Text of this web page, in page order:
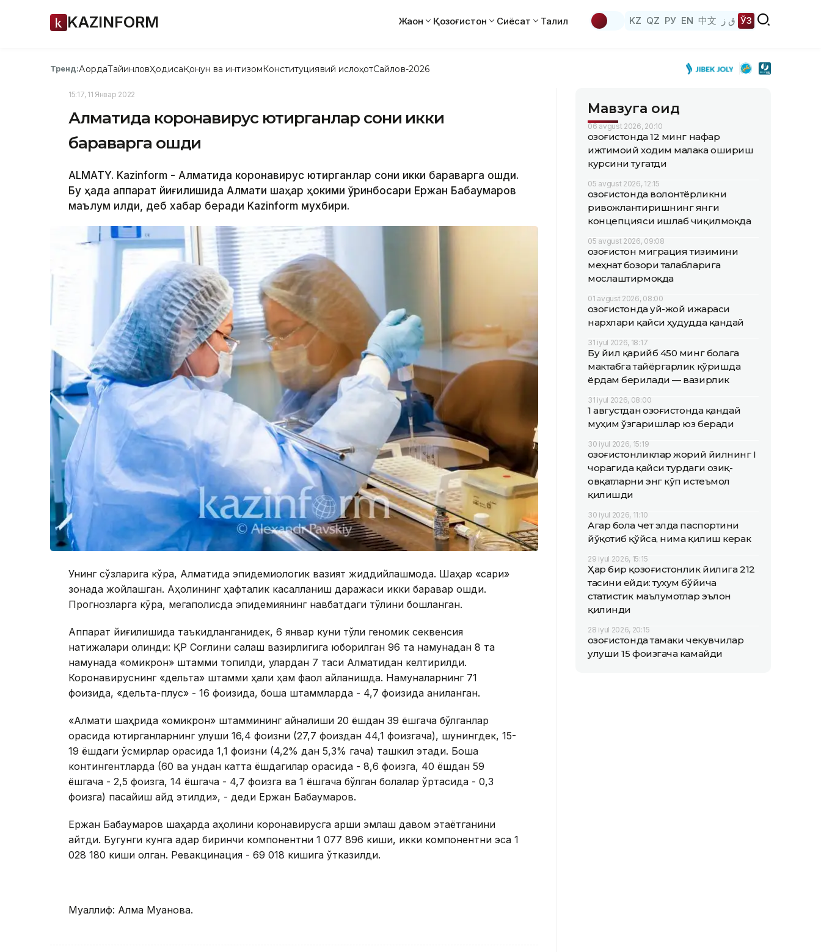
KAZINFORM Жаҳон Қозоғистон Сиёсат Таҳлил KZ QZ РУ EN 中文 ق ز ЎЗ
Тренд:АқордаТайинловҲодисаҚонун ва интизомКонституциявий ислоҳотСайлов-2026
15:17, 11 Январ 2022
Алматида коронавирус юқтирганлар сони икки
бараварга ошди
ALMATY. Kazinform - Алматида коронавирус юқтирганлар сони икки бараварга ошди.
Бу ҳақда аппарат йиғилишида Алмати шаҳар ҳокими ўринбосари Ержан Бабақумаров
маълум қилди, деб хабар беради Kazinform мухбири.
Унинг сўзларига кўра, Алматида эпидемиологик вазият жиддийлашмоқда. Шаҳар «сариқ»
зонада жойлашган. Аҳолининг ҳафталик касалланиш даражаси икки баравар ошди.
Прогнозларга кўра, мегаполисда эпидемиянинг навбатдаги тўлқини бошланган.
Аппарат йиғилишида таъкидланганидек, 6 январ куни тўлиқ геномик секвенсия
натижалари олинди: ҚР Соғлиқни сақлаш вазирлигига юборилган 96 та намунадан 8 та
намунада «омикрон» штамми топилди, улардан 7 таси Алматидан келтирилди.
Коронавируснинг «дельта» штамми ҳали ҳам фаол айланишда. Намуналарнинг 71
фоизида, «дельта-плус» - 16 фоизида, бошқа штаммларда - 4,7 фоизида аниқланган.
«Алмати шаҳрида «омикрон» штаммининг айналиши 20 ёшдан 39 ёшгача бўлганлар
орасида юқтирганларнинг улуши 16,4 фоизни (27,7 фоиздан 44,1 фоизгача), шунингдек, 15-
19 ёшдаги ўсмирлар орасида 1,1 фоизни (4,2% дан 5,3% гача) ташкил этади. Бошқа
контингентларда (60 ва ундан катта ёшдагилар орасида - 8,6 фоизга, 40 ёшдан 59
ёшгача - 2,5 фоизга, 14 ёшгача - 4,7 фоизга ва 1 ёшгача бўлган болалар ўртасида - 0,3
фоизга) пасайиш қайд этилди», - деди Ержан Бабақумаров.
Ержан Бабақумаров шаҳарда аҳолини коронавирусга қарши эмлаш давом этаётганини
айтди. Бугунги кунга қадар биринчи компонентни 1 077 896 киши, икки компонентни эса 1
028 180 киши олган. Ревакцинация - 69 018 кишига ўтказилди.
Муаллиф: Алма Муқанова.
Мавзуга оид
06 avgust 2026, 20:10
Қозоғистонда 12 минг нафар
ижтимоий ходим малака ошириш
курсини тугатди
05 avgust 2026, 12:15
Қозоғистонда волонтёрликни
ривожлантиришнинг янги
концепцияси ишлаб чиқилмоқда
05 avgust 2026, 09:08
Қозоғистон миграция тизимини
меҳнат бозори талабларига
мослаштирмоқда
01 avgust 2026, 08:00
Қозоғистонда уй-жой ижараси
нархлари қайси ҳудудда қандай
31 iyul 2026, 18:17
Бу йил қарийб 450 минг болага
мактабга тайёргарлик кўришда
ёрдам берилади — вазирлик
31 iyul 2026, 08:00
1 августдан Қозоғистонда қандай
муҳим ўзгаришлар юз беради
30 iyul 2026, 15:19
Қозоғистонликлар жорий йилнинг I
чорагида қайси турдаги озиқ-
овқатларни энг кўп истеъмол
қилишди
30 iyul 2026, 11:10
Агар бола чет элда паспортини
йўқотиб қўйса, нима қилиш керак
29 iyul 2026, 15:15
Ҳар бир қозоғистонлик йилига 212
тасини ейди: тухум бўйича
статистик маълумотлар эълон
қилинди
28 iyul 2026, 20:15
Қозоғистонда тамаки чекувчилар
улуши 15 фоизгача камайди